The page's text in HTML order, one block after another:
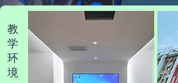
教
学
环
境